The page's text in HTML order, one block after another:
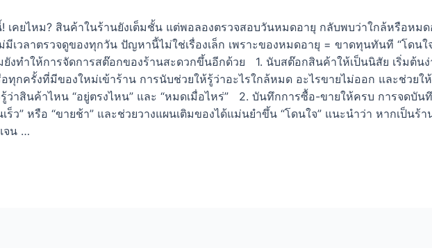
คยไหม? สินค้าในร้านยังเต็มชั้น แต่พอลองตรวจสอบวันหมดอายุ กลับพบว่าใกล้หรือหมด
วลาตรวจดูของทุกวัน ปัญหานี้ไม่ใช่เรื่องเล็ก เพราะของหมดอายุ = ขาดทุนทันที “โดนใ
ทำให้การจัดการสต๊อกของร้านสะดวกขึ้นอีกด้วย 1. นับสต๊อกสินค้าให้เป็นนิสัย เริ่มต้น
ทุกครั้งที่มีของใหม่เข้าร้าน การนับช่วยให้รู้ว่าอะไรใกล้หมด อะไรขายไม่ออก และช่วยใ
าสินค้าไหน “อยู่ตรงไหน” และ “หมดเมื่อไหร่” 2. บันทึกการซื้อ-ขายให้ครบ การจดบัน
ว” หรือ “ขายช้า” และช่วยวางแผนเติมของได้แม่นยำขึ้น “โดนใจ” แนะนำว่า หากเป็นร้
จน …